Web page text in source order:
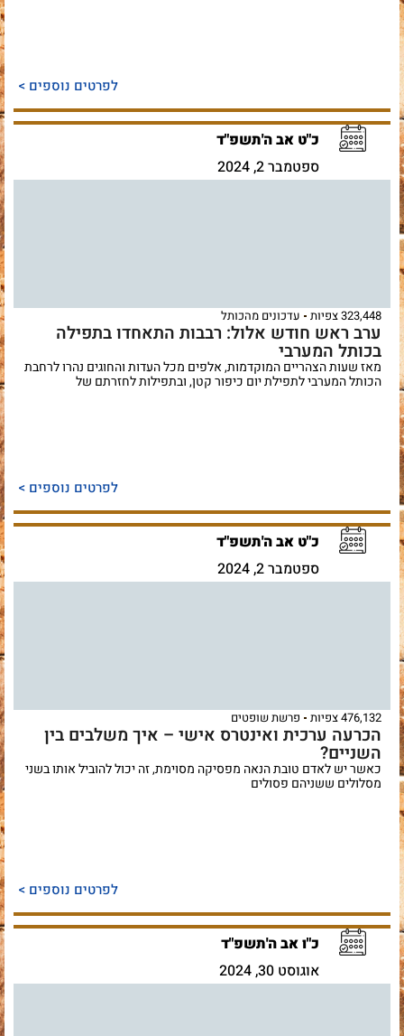
לפרטים נוספים >
כ"ט אב ה'תשפ"ד
ספטמבר 2, 2024
323,448 צפיות עדכונים מהכותל
ערב ראש חודש אלול: רבבות התאחדו בתפילה
בכותל המערבי
מאז שעות הצהריים המוקדמות, אלפים מכל העדות והחוגים נהרו לרחבת
הכותל המערבי לתפילת יום כיפור קטן, ובתפילות לחזרתם של
לפרטים נוספים >
כ"ט אב ה'תשפ"ד
ספטמבר 2, 2024
476,132 צפיות פרשת שופטים
הכרעה ערכית ואינטרס אישי – איך משלבים בין
השניים?
כאשר יש לאדם טובת הנאה מפסיקה מסוימת, זה יכול להוביל אותו בשני
מסלולים ששניהם פסולים
לפרטים נוספים >
כ"ו אב ה'תשפ"ד
אוגוסט 30, 2024